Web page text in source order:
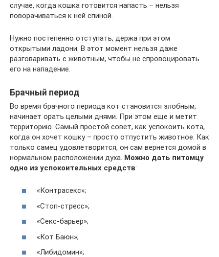
случае, когда кошка готовится напасть – нельзя
поворачиваться к ней спиной.
Нужно постепенно отступать, держа при этом
открытыми ладони. В этот момент нельзя даже
разговаривать с животным, чтобы не спровоцировать
его на нападение.
Брачный период
Во время брачного периода кот становится злобным,
начинает орать целыми днями. При этом еще и метит
территорию. Самый простой совет, как успокоить кота,
когда он хочет кошку – просто отпустить животное. Как
только самец удовлетворится, он сам вернется домой в
нормальном расположении духа. Можно дать питомцу
одно из успокоительных средств:
«Контрасекс»;
«Стоп-стресс»;
«Секс-барьер»;
«Кот Баюн»;
«Либидомин»;